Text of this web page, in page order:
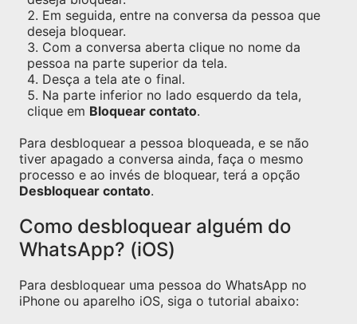
Em seguida, entre na conversa da pessoa que
deseja bloquear.
Com a conversa aberta clique no nome da
pessoa na parte superior da tela.
Desça a tela ate o final.
Na parte inferior no lado esquerdo da tela,
clique em Bloquear contato.
Para desbloquear a pessoa bloqueada, e se não
tiver apagado a conversa ainda, faça o mesmo
processo e ao invés de bloquear, terá a opção
Desbloquear contato.
Como desbloquear alguém do
WhatsApp? (iOS)
Para desbloquear uma pessoa do WhatsApp no
iPhone ou aparelho iOS, siga o tutorial abaixo: